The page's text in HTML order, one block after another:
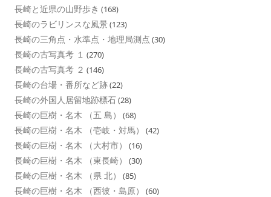
長崎と近県の山野歩き (168)
長崎のラビリンスな風景 (123)
長崎の三角点・水準点・地理局測点 (30)
長崎の古写真考 １ (270)
長崎の古写真考 ２ (146)
長崎の台場・番所など跡(22)
長崎の外国人居留地跡標石(28)
長崎の巨樹・名木 （五 島） (68)
長崎の巨樹・名木 （壱岐・対馬） (42)
長崎の巨樹・名木 （大村市） (16)
長崎の巨樹・名木 （東長崎） (30)
長崎の巨樹・名木 （県 北） (85)
長崎の巨樹・名木 （西彼・島原） (60)